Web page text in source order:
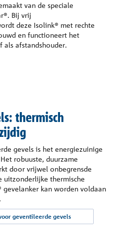
van de speciale
Bij vrij
deze Isolink® met rechte
en functioneert het
als afstandshouder.
thermisch
gevels is het energiezuinige
robuuste, duurzame
door vrijwel onbegrensde
uitzonderlijke thermische
gevelanker kan worden voldaan
geventileerde gevels